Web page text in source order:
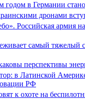
годом в Германии
дронами
Российская армия
самый тяжелый
перспективы
в Латинской
РФ
к охоте на